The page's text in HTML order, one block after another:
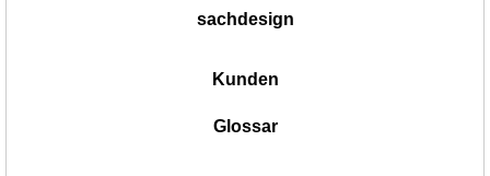
sachdesign
Kunden
Glossar